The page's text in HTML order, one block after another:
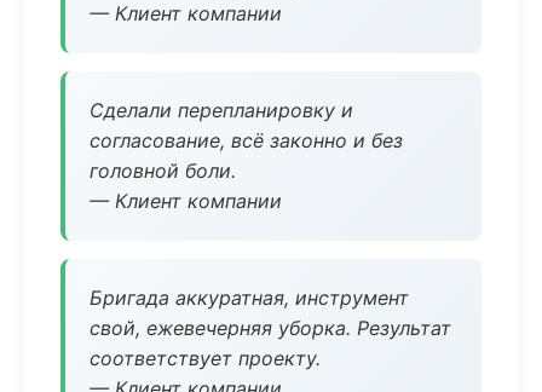
— Клиент компании
Сделали перепланировку и
согласование, всё законно и без
головной боли.
— Клиент компании
Бригада аккуратная, инструмент
свой, ежевечерняя уборка. Результат
соответствует проекту.